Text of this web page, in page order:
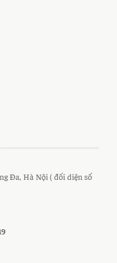
Đa, Hà Nội ( đối diện số